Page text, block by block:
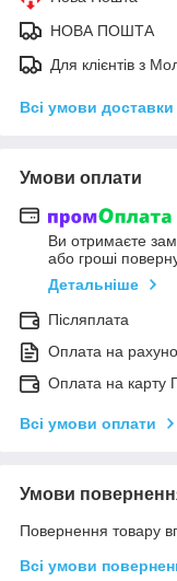
НОВА ПОШТА
Для клієнтів з
Всі умови доставки
Умови оплати
Ви отримаєте
або гроші
Детальніше
Післяплата
Оплата на
Оплата на карту
Всі умови оплати
Умови
Повернення товару
Всі умови